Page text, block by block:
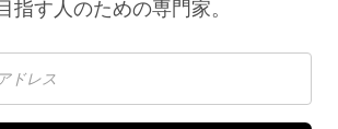
指す人のための専門家。